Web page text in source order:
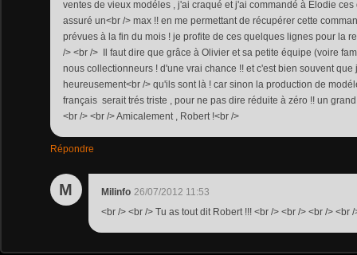
ventes de vieux modéles , j'ai craqué et j'ai commandé à Elodie
assuré un<br /> max !! en me permettant de récupérer cette
prévues à la fin du mois ! je profite de ces quelques lignes pour la
/> <br /> Il faut dire que grâce à Olivier et sa petite équipe (voire
nous collectionneurs ! d'une vrai chance !! et c'est bien souvent que
heureusement<br /> qu'ils sont là ! car sinon la production de
français serait trés triste , pour ne pas dire réduite à zéro !! un
<br /> <br /> Amicalement , Robert !<br />
Répondre
M Milinfo 26/07/2012 11:53
<br /> <br /> Tu as tout dit Robert !!! <br /> <br /> <br /> <br /